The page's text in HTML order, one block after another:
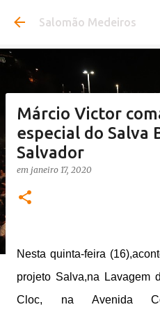
Pular para o
Salomão Medeiros
Márcio Victor
especial do Salva
Salvador
em janeiro 17, 2020
Nesta quinta-feira
projeto Salva,na Lavagem
Cloc, na Avenida